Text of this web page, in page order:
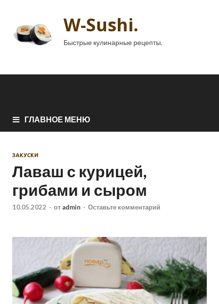
W-Sushi.
Быстрые кулинарные рецепты.
ГЛАВНОЕ МЕНЮ
ЗАКУСКИ
Лаваш с курицей,
грибами и сыром
10.05.2022 - от admin - Оставьте комментарий